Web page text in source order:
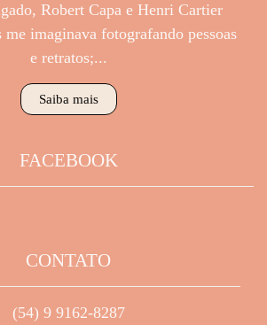
Robert Capa e Henri Cartier
me imaginava fotografando pessoas
e retratos;...
Saiba mais
FACEBOOK
CONTATO
(54) 9 9162-8287